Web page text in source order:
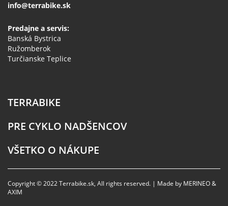
info@terrabike.sk
Predajne a servis:
Banská Bystrica
Ružomberok
Turčianske Teplice
TERRABIKE
PRE CYKLO NADŠENCOV
VŠETKO O NÁKUPE
Copyright © 2022 Terrabike.sk, All rights reserved. | Made by MERINEO &
AXIM